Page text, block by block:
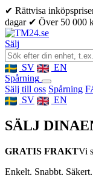
✔ Rättvisa
dagar ✔ Över 50 000
Sälj
SV
EN
Spårning
Sälj till oss Spårning
SV
EN
SÄLJ DINA
GRATIS FRAKTVi
Enkelt. Snabbt. Säkert.